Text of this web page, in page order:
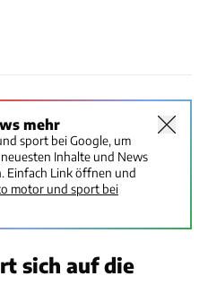
mehr
sport bei Google, um
Inhalte und News
Einfach Link öffnen und
motor und sport bei
sich auf die